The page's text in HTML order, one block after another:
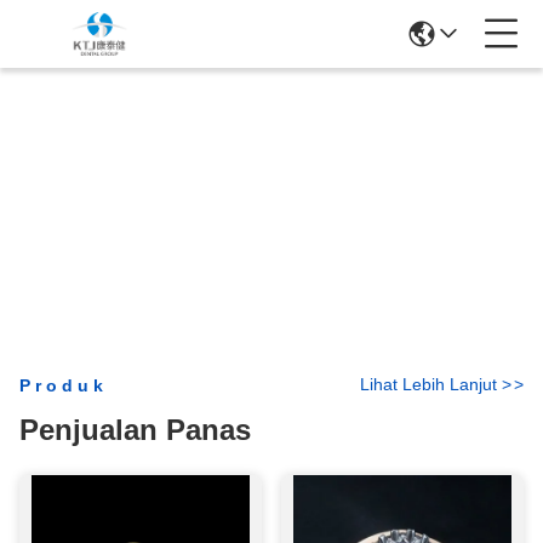
Produk
Penjualan Panas
Lihat Lebih Lanjut >>